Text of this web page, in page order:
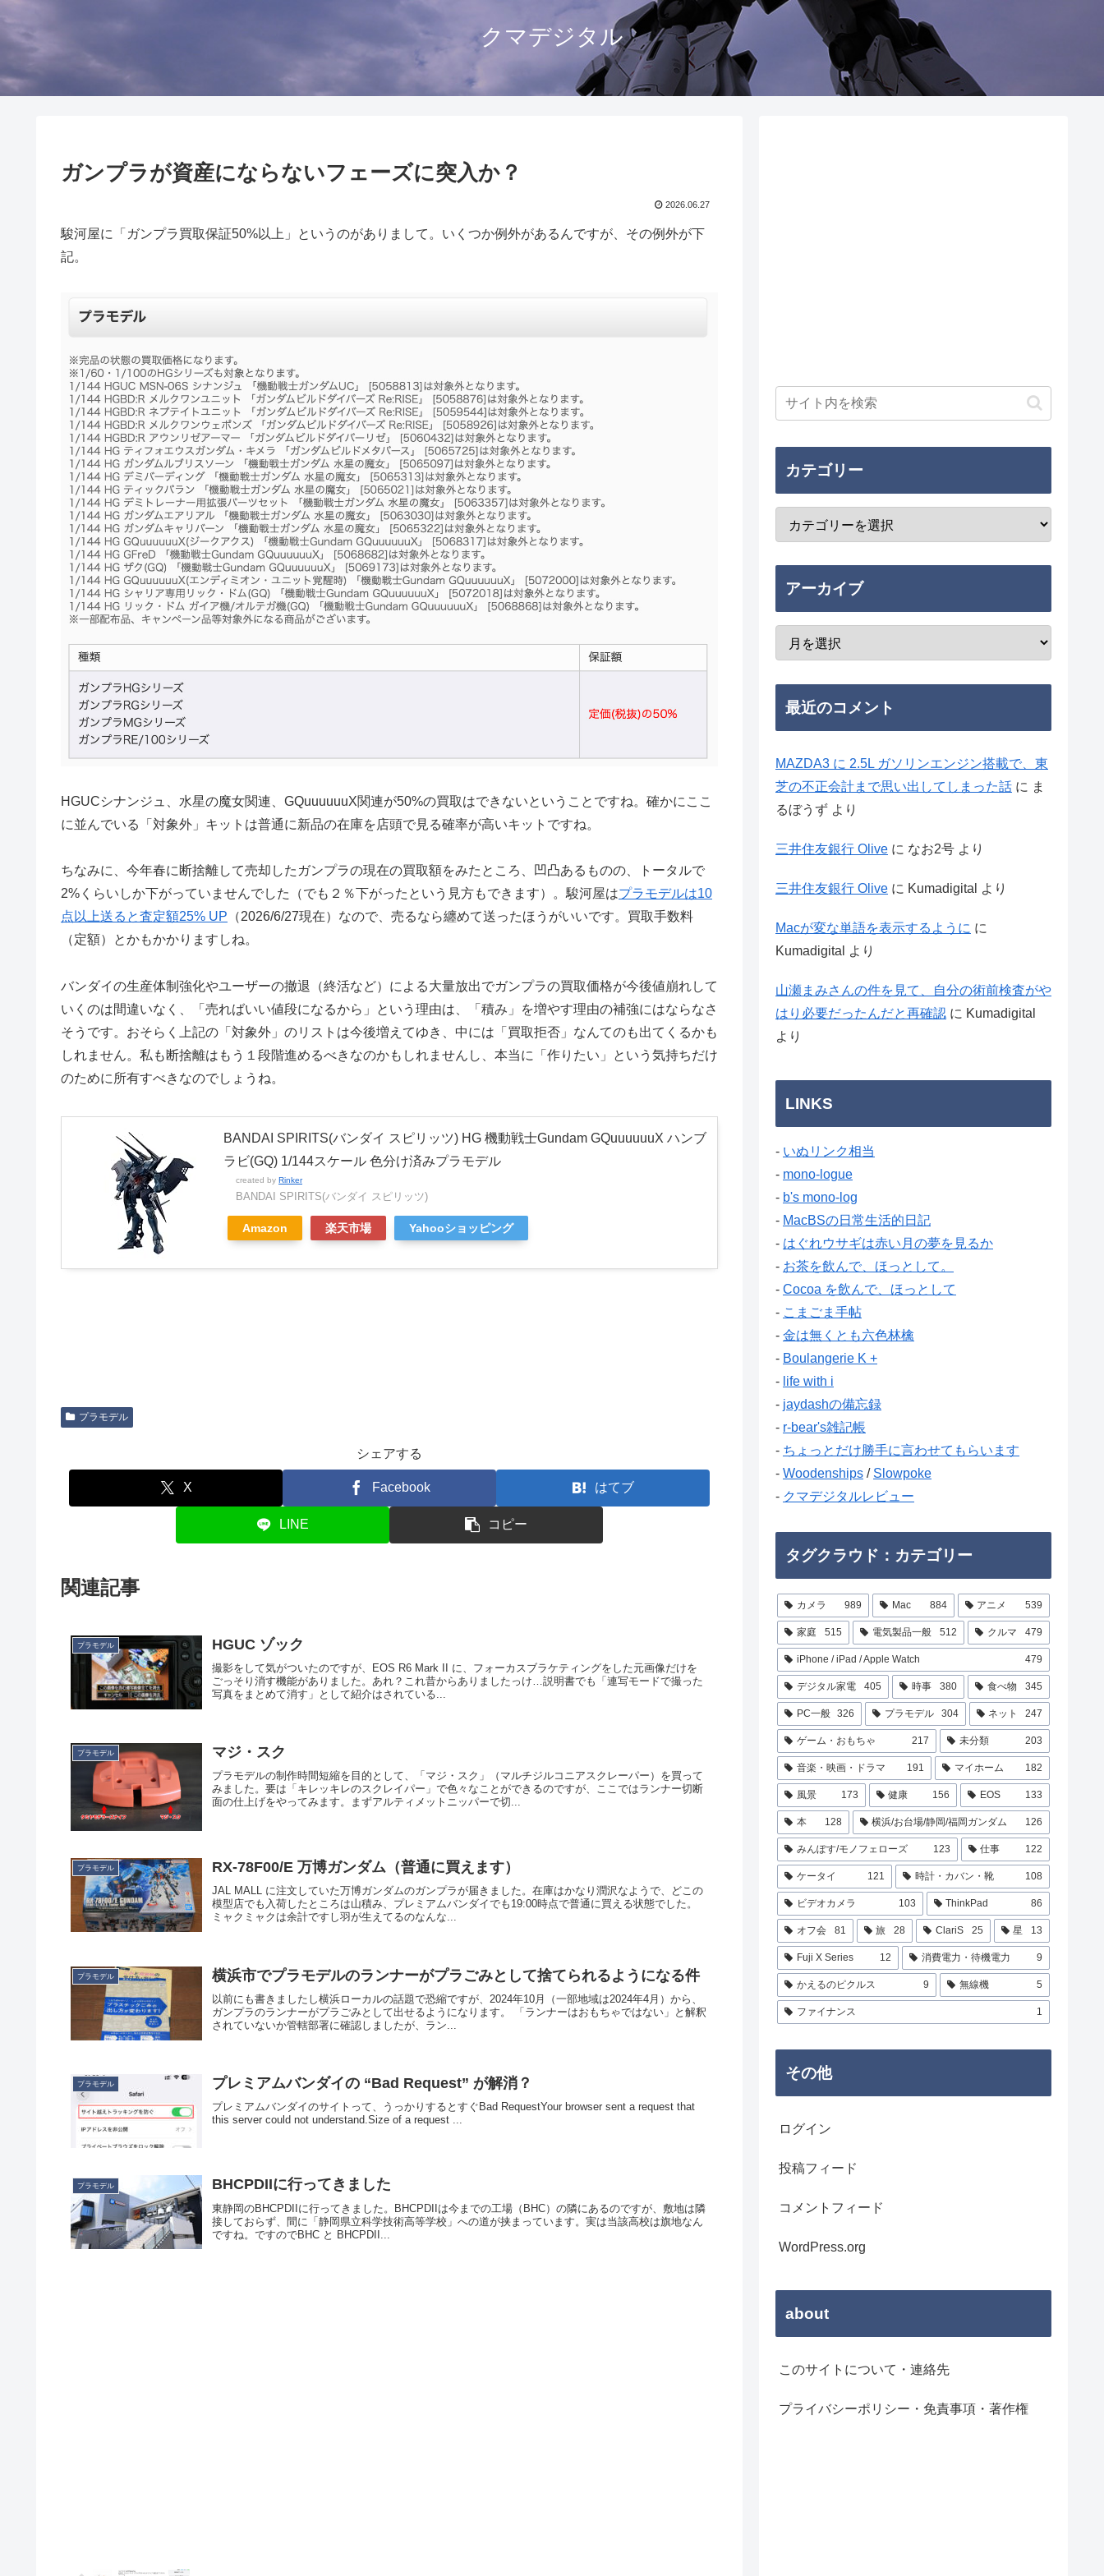
クマデジタル
ガンプラが資産にならないフェーズに突入か？
2026.06.27
駿河屋に「ガンプラ買取保証50%以上」というのがありまして。いくつか例外があるんですが、その例外が下
記。
HGUCシナンジュ、水星の魔女関連、GQuuuuuuX関連が50%の買取はできないということですね。確かにここ
に並んでいる「対象外」キットは普通に新品の在庫を店頭で見る確率が高いキットですね。
ちなみに、今年春に断捨離して売却したガンプラの現在の買取額をみたところ、凹凸あるものの、トータルで
2%くらいしか下がっていませんでした（でも２％下がったという見方もできます）。駿河屋はプラモデルは10
点以上送ると査定額25% UP （2026/6/27現在）なので、売るなら纏めて送ったほうがいいです。買取手数料
（定額）とかもかかりますしね。
バンダイの生産体制強化やユーザーの撤退（終活など）による大量放出でガンプラの買取価格が今後値崩れして
いくのは間違いなく、「売ればいい値段になるから」という理由は、「積み」を増やす理由の補強にはならなさ
そうです。おそらく上記の「対象外」のリストは今後増えてゆき、中には「買取拒否」なんてのも出てくるかも
しれません。私も断捨離はもう１段階進めるべきなのかもしれませんし、本当に「作りたい」という気持ちだけ
のために所有すべきなのでしょうね。
BANDAI SPIRITS(バンダイ スピリッツ) HG 機動戦士Gundam GQuuuuuuX ハンブ
ラビ(GQ) 1/144スケール 色分け済みプラモデル
created by Rinker
BANDAI SPIRITS(バンダイ スピリッツ)
Amazon 楽天市場 Yahooショッピング
プラモデル
シェアする
X Facebook はてブ
LINE コピー
関連記事
プラモデル HGUC ゾック
撮影をして気がついたのですが、EOS R6 Mark II に、フォーカスブラケティングをした元画像だけを
ごっそり消す機能がありました。あれ？これ昔からありましたっけ…説明書でも「連写モードで撮った
写真をまとめて消す」として紹介はされている...
プラモデル マジ・スク
プラモデルの制作時間短縮を目的として、「マジ・スク」（マルチジルコニアスクレーパー）を買って
みました。要は「キレッキレのスクレイパー」で色々なことができるのですが、ここではランナー切断
面の仕上げをやってみます。まずアルティメットニッパーで切...
プラモデル RX-78F00/E 万博ガンダム（普通に買えます）
JAL MALL に注文していた万博ガンダムのガンプラが届きました。在庫はかなり潤沢なようで、どこの
模型店でも入荷したところは山積み、プレミアムバンダイでも19:00時点で普通に買える状態でした。
ミャクミャクは余計ですし羽が生えてるのなんな...
プラモデル 横浜市でプラモデルのランナーがプラごみとして捨てられるようになる件
以前にも書きましたし横浜ローカルの話題で恐縮ですが、2024年10月（一部地域は2024年4月）から、
ガンプラのランナーがプラごみとして出せるようになります。 「ランナーはおもちゃではない」と解釈
されていないか管轄部署に確認しましたが、ラン...
プラモデル プレミアムバンダイの “Bad Request” が解消？
プレミアムバンダイのサイトって、うっかりするとすぐBad RequestYour browser sent a request that
this server could not understand.Size of a request ...
プラモデル BHCPDIIに行ってきました
東静岡のBHCPDIIに行ってきました。BHCPDIIは今までの工場（BHC）の隣にあるのですが、敷地は隣
接しておらず、間に「静岡県立科学技術高等学校」への道が挟まっています。実は当該高校は旗地なん
ですね。ですのでBHC と BHCPDII...
カテゴリー
アーカイブ
最近のコメント
MAZDA3 に 2.5L ガソリンエンジン搭載で、東
芝の不正会計まで思い出してしまった話 に ま
るぼうず より
三井住友銀行 Olive に なお2号 より
三井住友銀行 Olive に Kumadigital より
Macが変な単語を表示するように に
Kumadigital
より
山瀬まみさんの件を見て、自分の術前検査がや
はり必要だったんだと再確認 に Kumadigital
より
LINKS
- いぬリンク相当
- mono-logue
- b's mono-log
- MacBSの日常生活的日記
- はぐれウサギは赤い月の夢を見るか
- お茶を飲んで、ほっとして。
- Cocoa を飲んで、ほっとして
- こまごま手帖
- 金は無くとも六色林檎
- Boulangerie K +
- life with i
- jaydashの備忘録
- r-bear's雑記帳
- ちょっとだけ勝手に言わせてもらいます
- Woodenships / Slowpoke
- クマデジタルレビュー
タグクラウド：カテゴリー
カメラ 989 Mac 884 アニメ 539
家庭 515 電気製品一般 512 クルマ 479
iPhone / iPad / Apple Watch 479
デジタル家電 405 時事 380 食べ物 345
PC一般 326 プラモデル 304 ネット 247
ゲーム・おもちゃ 217 未分類 203
音楽・映画・ドラマ 191 マイホーム 182
風景 173 健康 156 EOS 133
本 128 横浜/お台場/静岡/福岡ガンダム 126
みんぽす/モノフェローズ 123 仕事 122
ケータイ 121 時計・カバン・靴 108
ビデオカメラ 103 ThinkPad 86
オフ会 81 旅 28 ClariS 25 星 13
Fuji X Series 12 消費電力・待機電力 9
かえるのピクルス 9 無線機 5
ファイナンス 1
その他
ログイン
投稿フィード
コメントフィード
WordPress.org
about
このサイトについて・連絡先
プライバシーポリシー・免責事項・著作権